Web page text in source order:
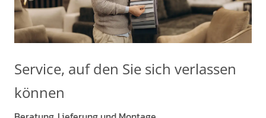
Service, auf den Sie sich verlassen
können